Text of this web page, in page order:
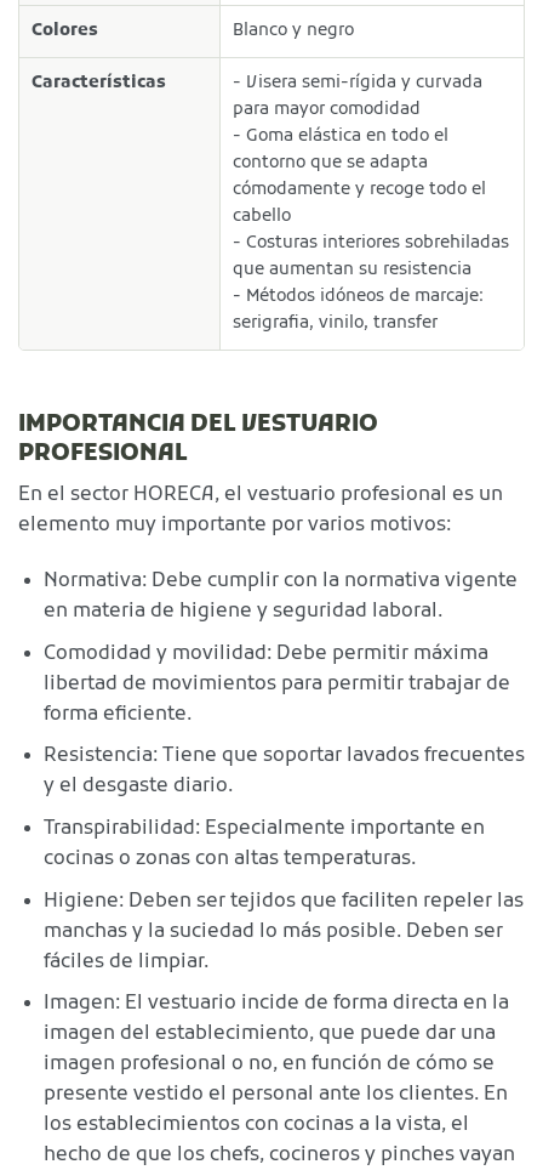
Colores Blanco y negro
Características
- Visera semi-rígida y curvada
para mayor comodidad
- Goma elástica en todo el
contorno que se adapta
cómodamente y recoge todo el
cabello
- Costuras interiores sobrehiladas
que aumentan su resistencia
- Métodos idóneos de marcaje:
serigrafia, vinilo, transfer
IMPORTANCIA DEL VESTUARIO
PROFESIONAL
En el sector HORECA, el vestuario profesional es un
elemento muy importante por varios motivos:
Normativa: Debe cumplir con la normativa vigente
en materia de higiene y seguridad laboral.
Comodidad y movilidad: Debe permitir máxima
libertad de movimientos para permitir trabajar de
forma eficiente.
Resistencia: Tiene que soportar lavados frecuentes
y el desgaste diario.
Transpirabilidad: Especialmente importante en
cocinas o zonas con altas temperaturas.
Higiene: Deben ser tejidos que faciliten repeler las
manchas y la suciedad lo más posible. Deben ser
fáciles de limpiar.
Imagen: El vestuario incide de forma directa en la
imagen del establecimiento, que puede dar una
imagen profesional o no, en función de cómo se
presente vestido el personal ante los clientes. En
los establecimientos con cocinas a la vista, el
hecho de que los chefs, cocineros y pinches vayan